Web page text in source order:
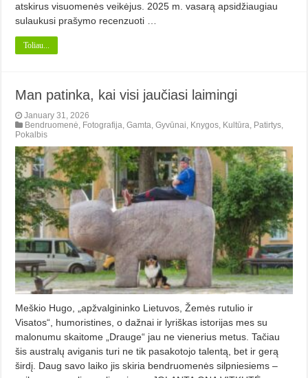
atskirus visuomenės veikėjus. 2025 m. vasarą apsidžiaugiau
sulaukusi prašymo recenzuoti …
Toliau...
Man patinka, kai visi jaučiasi laimingi
January 31, 2026
Bendruomenė, Fotografija,Gamta,Gyvūnai, Knygos, Kultūra, Patirtys,
Pokalbis
Meškio Hugo, „apžvalgininko Lietuvos, Žemės rutulio ir
Visatos“, humoristines, o dažnai ir lyriškas istorijas mes su
malonumu skaitome „Drauge“ jau ne vienerius metus. Tačiau
šis australų aviganis turi ne tik pasakotojo talentą, bet ir gerą
širdį. Daug savo laiko jis skiria bendruomenės silpniesiems –